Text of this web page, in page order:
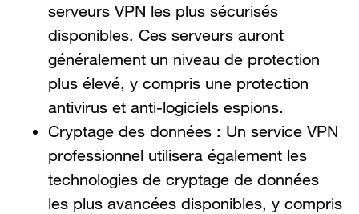
serveurs VPN les plus sécurisés
disponibles. Ces serveurs auront
généralement un niveau de protection
plus élevé, y compris une protection
antivirus et anti-logiciels espions.
Cryptage des données : Un service VPN
professionnel utilisera également les
technologies de cryptage de données
les plus avancées disponibles, y compris